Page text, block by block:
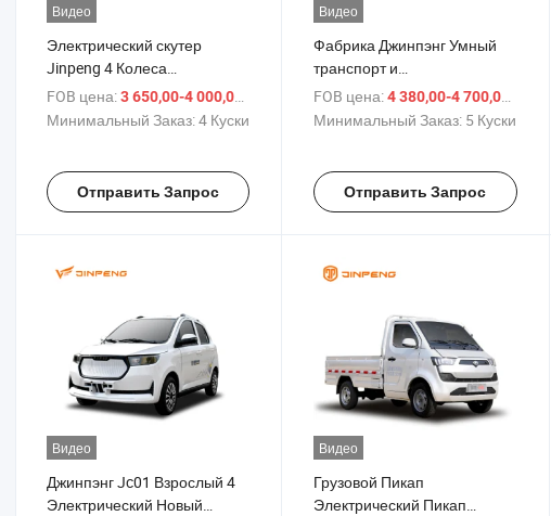
Видео
Электрический скутер
Jinpeng 4 Колеса
Низкоскоростной
автомобиль
FOB цена:3 650,00-4 000,00 $
Минимальный Заказ:4 Куски
Отправить Запрос
Видео
Фабрика Джинпэнг Умный
транспорт и
четырехколесный
электрический мини-
внедорожник
FOB цена: 4 380,00-4 700,00 $
Минимальный Заказ: 5 Куски
Отправить Запрос
Видео
Джинпэнг Jc01 Взрослый 4
Электрический Новый
Видео
Грузовой Пикап
Электрический Пикап